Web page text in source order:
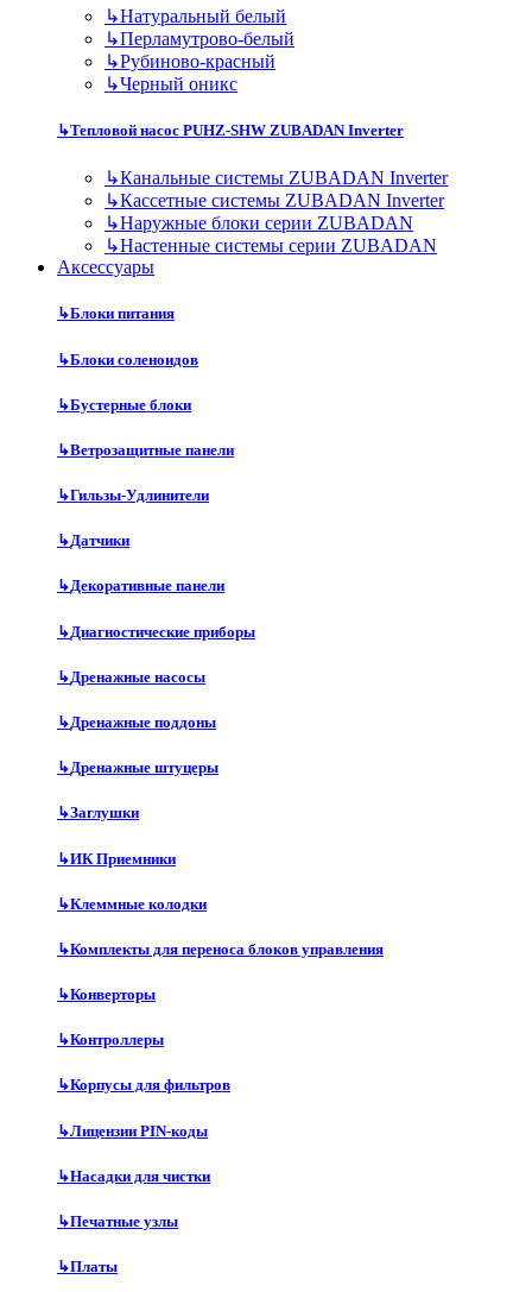
↳Натуральный белый
↳Перламутрово-белый
↳Рубиново-красный
↳Черный оникс
↳Тепловой насос PUHZ-SHW ZUBADAN Inverter
↳Канальные системы ZUBADAN Inverter
↳Кассетные системы ZUBADAN Inverter
↳Наружные блоки серии ZUBADAN
↳Настенные системы серии ZUBADAN
Аксесcуары
↳Блоки питания
↳Блоки соленоидов
↳Бустерные блоки
↳Ветрозащитные панели
↳Гильзы-Удлинители
↳Датчики
↳Декоративные панели
↳Диагностические приборы
↳Дренажные насосы
↳Дренажные поддоны
↳Дренажные штуцеры
↳Заглушки
↳ИК Приемники
↳Клеммные колодки
↳Комплекты для переноса блоков управления
↳Конверторы
↳Контроллеры
↳Корпусы для фильтров
↳Лицензии PIN-коды
↳Насадки для чистки
↳Печатные узлы
↳Платы